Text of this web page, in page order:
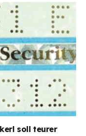
soll teurer